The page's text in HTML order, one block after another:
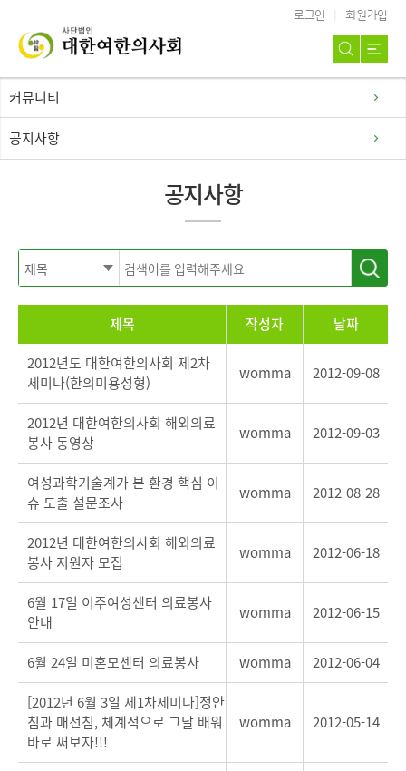
로그인 회원가입
커뮤니티
공지사항
공지사항
제목 작성자
날짜
2012년도 대한여한의사회 제2차
세미나(한의미용성형)
womma 2012-09-08
2012년 대한여한의사회 해외의료
봉사 동영상
womma 2012-09-03
여성과학기술계가 본 환경 핵심 이
슈 도출 설문조사
womma 2012-08-28
2012년 대한여한의사회 해외의료
봉사 지원자 모집
womma 2012-06-18
6월 17일 이주여성센터 의료봉사
안내
womma 2012-06-15
6월 24일 미혼모센터 의료봉사 womma
2012-06-04
[2012년 6월 3일 제1차세미나]정안
침과 매선침, 체계적으로 그날 배워
바로 써보자!!!
womma 2012-05-14